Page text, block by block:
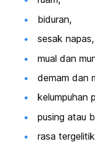
biduran,
sesak napas,
mual dan
demam dan
kelumpuhan
pusing atau
rasa